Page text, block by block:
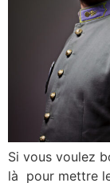
Si vous voulez
là pour mettre